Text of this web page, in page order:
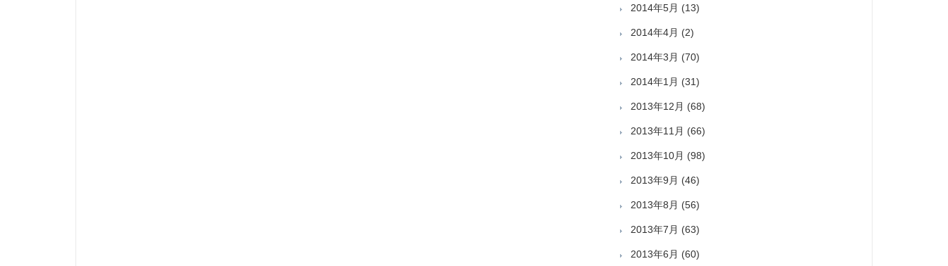
2014年5月 (13)
2014年4月 (2)
2014年3月 (70)
2014年1月 (31)
2013年12月 (68)
2013年11月 (66)
2013年10月 (98)
2013年9月 (46)
2013年8月 (56)
2013年7月 (63)
2013年6月 (60)